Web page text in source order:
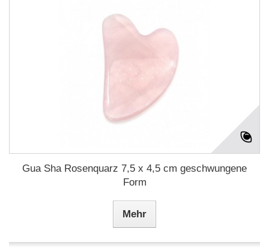
Gua Sha Rosenquarz 7,5 x 4,5 cm geschwungene
Form
Mehr